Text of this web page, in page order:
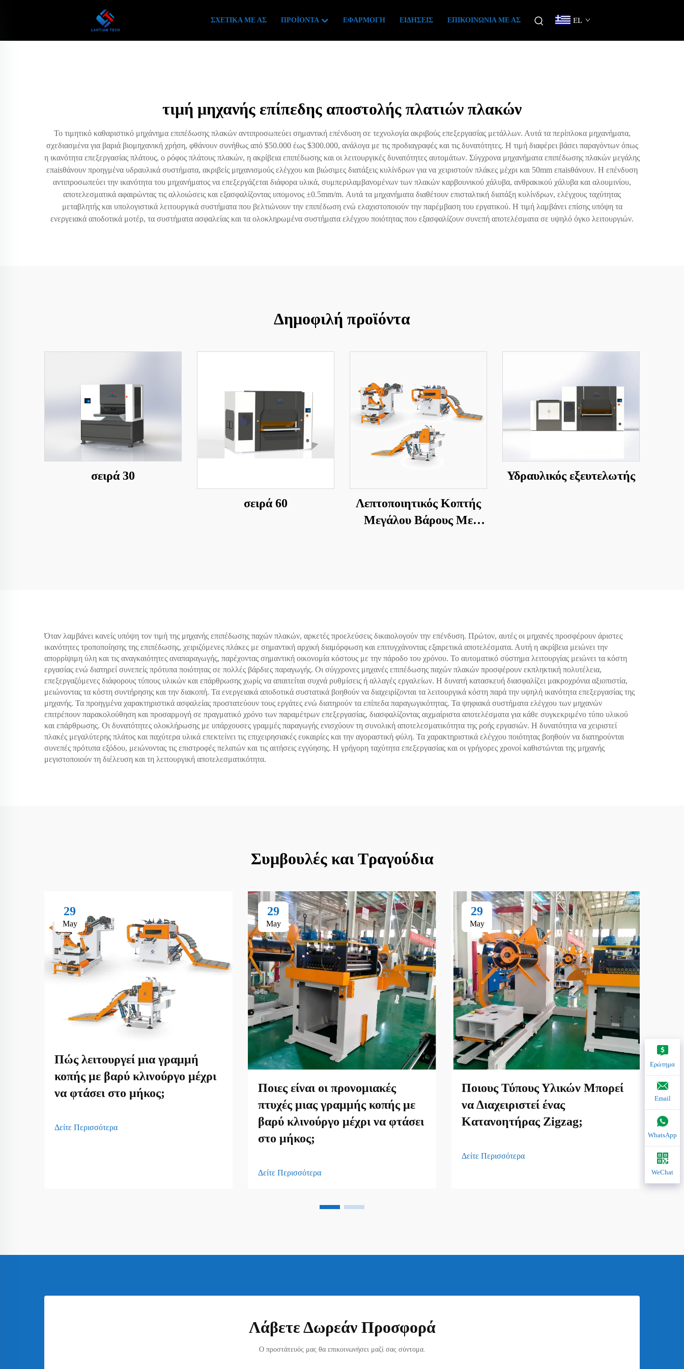
ΣΧΕΤΙΚΆ ΜΕ ΑΣ ΠΡΟΪΌΝΤΑ ΕΦΑΡΜΟΓΉ ΕΙΔΉΣΕΙΣ ΕΠΙΚΟΙΝΩΝΊΑ ΜΕ ΑΣ EL
τιμή μηχανής επίπεδης αποστολής πλατιών πλακών
Το τιμητικό καθαριστικό μηχάνημα επιπέδωσης πλακών αντιπροσωπεύει σημαντική επένδυση σε τεχνολογία ακριβούς επεξεργασίας μετάλλων. Αυτά τα περίπλοκα μηχανήματα,
σχεδιασμένα για βαριά βιομηχανική χρήση, φθάνουν συνήθως από $50.000 έως $300.000, ανάλογα με τις προδιαγραφές και τις δυνατότητες. Η τιμή διαφέρει βάσει παραγόντων όπως
η ικανότητα επεξεργασίας πλάτους, ο ρόφος πλάτους πλακών, η ακρίβεια επιπέδωσης και οι λειτουργικές δυνατότητες αυτομάτων. Σύγχρονα μηχανήματα επιπέδωσης πλακών μεγάλης
επaisθάνουν προηγμένα υδραυλικά συστήματα, ακριβείς μηχανισμούς ελέγχου και βιώσιμες διατάξεις κυλίνδρων για να χειριστούν πλάκες μέχρι και 50mm επaisθάνουν. Η επένδυση
αντιπροσωπεύει την ικανότητα του μηχανήματος να επεξεργάζεται διάφορα υλικά, συμπεριλαμβανομένων των πλακών καρβουνικού χάλυβα, ανθρακικού χάλυβα και αλουμινίου,
αποτελεσματικά αφαιρώντας τις αλλοιώσεις και εξασφαλίζοντας υπομονος ±0.5mm/m. Αυτά τα μηχανήματα διαθέτουν επισταλτική διατάξη κυλίνδρων, ελέγχους ταχύτητας
μεταβλητής και υπολογιστικά λειτουργικά συστήματα που βελτιώνουν την επιπέδωση ενώ ελαχιστοποιούν την παρέμβαση του εργατικού. Η τιμή λαμβάνει επίσης υπόψη τα
ενεργειακά αποδοτικά μοτέρ, τα συστήματα ασφαλείας και τα ολοκληρωμένα συστήματα ελέγχου ποιότητας που εξασφαλίζουν συνεπή αποτελέσματα σε υψηλό όγκο λειτουργιών.
Δημοφιλή προϊόντα
σειρά 30
σειρά 60
Λεπτοποιητικός Κοπτής
Μεγάλου Βάρους Με
Υδραυλικός εξευτελωτής
Όταν λαμβάνει κανείς υπόψη τον τιμή της μηχανής επιπέδωσης παχών πλακών, αρκετές προελεύσεις δικαιολογούν την επένδυση. Πρώτον, αυτές οι μηχανές προσφέρουν άριστες
ικανότητες τροποποίησης της επιπέδωσης, χειριζόμενες πλάκες με σημαντική αρχική διαμόρφωση και επιτυγχάνοντας εξαιρετικά αποτελέσματα. Αυτή η ακρίβεια μειώνει την
απορρίψιμη ύλη και τις αναγκαιότητες αναπαραγωγής, παρέχοντας σημαντική οικονομία κόστους με την πάροδο του χρόνου. Το αυτοματικό σύστημα λειτουργίας μειώνει τα κόστη
εργασίας ενώ διατηρεί συνεπείς πρότυπα ποιότητας σε πολλές βάρδιες παραγωγής. Οι σύγχρονες μηχανές επιπέδωσης παχών πλακών προσφέρουν εκπληκτική πολυτέλεια,
επεξεργαζόμενες διάφορους τύπους υλικών και επάρθρωσης χωρίς να απαιτείται συχνά ρυθμίσεις ή αλλαγές εργαλείων. Η δυνατή κατασκευή διασφαλίζει μακροχρόνια αξιοπιστία,
μειώνοντας τα κόστη συντήρησης και την διακοπή. Τα ενεργειακά αποδοτικά συστατικά βοηθούν να διαχειρίζονται τα λειτουργικά κόστη παρά την υψηλή ικανότητα επεξεργασίας της
μηχανής. Τα προηγμένα χαρακτηριστικά ασφαλείας προστατεύουν τους εργάτες ενώ διατηρούν τα επίπεδα παραγωγικότητας. Τα ψηφιακά συστήματα ελέγχου των μηχανών
επιτρέπουν παρακολούθηση και προσαρμογή σε πραγματικό χρόνο των παραμέτρων επεξεργασίας, διασφαλίζοντας αιχμαίριστα αποτελέσματα για κάθε συγκεκριμένο τύπο υλικού
και επάρθρωσης. Οι δυνατότητες ολοκλήρωσης με υπάρχουσες γραμμές παραγωγής ενισχύουν τη συνολική αποτελεσματικότητα της ροής εργασιών. Η δυνατότητα να χειριστεί
πλακές μεγαλύτερης πλάτος και παχύτερα υλικά επεκτείνει τις επιχειρησιακές ευκαιρίες και την αγοραστική φύλη. Τα χαρακτηριστικά ελέγχου ποιότητας βοηθούν να διατηρούνται
συνεπές πρότυπα εξόδου, μειώνοντας τις επιστροφές πελατών και τις αιτήσεις εγγύησης. Η γρήγορη ταχύτητα επεξεργασίας και οι γρήγορες χρονοί καθιστώνται της μηχανής
μεγιστοποιούν τη διέλευση και τη λειτουργική αποτελεσματικότητα.
Συμβουλές και Τραγούδια
29
May
Πώς λειτουργεί μια γραμμή
κοπής με βαρύ κλινούργο μέχρι
να φτάσει στο μήκος;
Δείτε Περισσότερα
29
May
Ποιες είναι οι προνομιακές
πτυχές μιας γραμμής κοπής με
βαρύ κλινούργο μέχρι να φτάσει
στο μήκος;
Δείτε Περισσότερα
29
May
Ποιους Τύπους Υλικών Μπορεί
να Διαχειριστεί ένας
Κατανοητήρας Zigzag;
Δείτε Περισσότερα
Λάβετε Δωρεάν Προσφορά
Ο προστάτευός μας θα επικοινωνήσει μαζί σας σύντομα.
Ερώτημα
Email
WhatsApp
WeChat